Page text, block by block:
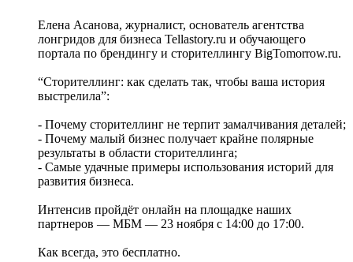
Елена Асанова, журналист, основатель агентства
лонгридов для бизнеса Tellastory.ru и обучающего
портала по брендингу и сторителлингу BigTomorrow.ru.
“Сторителлинг: как сделать так, чтобы ваша история
выстрелила”:
- Почему сторителлинг не терпит замалчивания деталей;
- Почему малый бизнес получает крайне полярные
результаты в области сторителлинга;
- Самые удачные примеры использования историй для
развития бизнеса.
Интенсив пройдёт онлайн на площадке наших
партнеров — МБМ — 23 ноября с 14:00 до 17:00.
Как всегда, это бесплатно.